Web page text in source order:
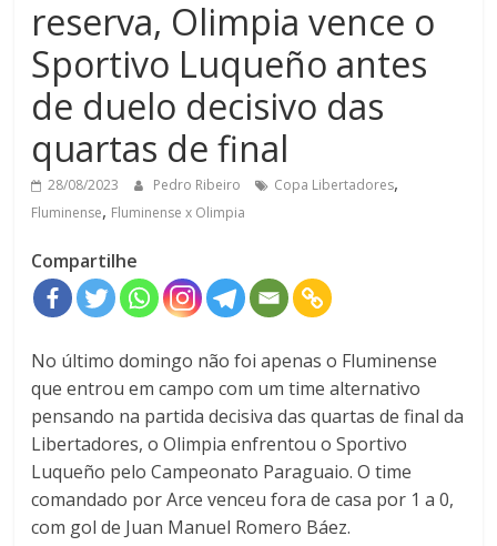
reserva, Olimpia vence o
Sportivo Luqueño antes
de duelo decisivo das
quartas de final
28/08/2023 Pedro Ribeiro Copa Libertadores,
Fluminense, Fluminense x Olimpia
Compartilhe
No último domingo não foi apenas o Fluminense
que entrou em campo com um time alternativo
pensando na partida decisiva das quartas de final da
Libertadores, o Olimpia enfrentou o Sportivo
Luqueño pelo Campeonato Paraguaio. O time
comandado por Arce venceu fora de casa por 1 a 0,
com gol de Juan Manuel Romero Báez.